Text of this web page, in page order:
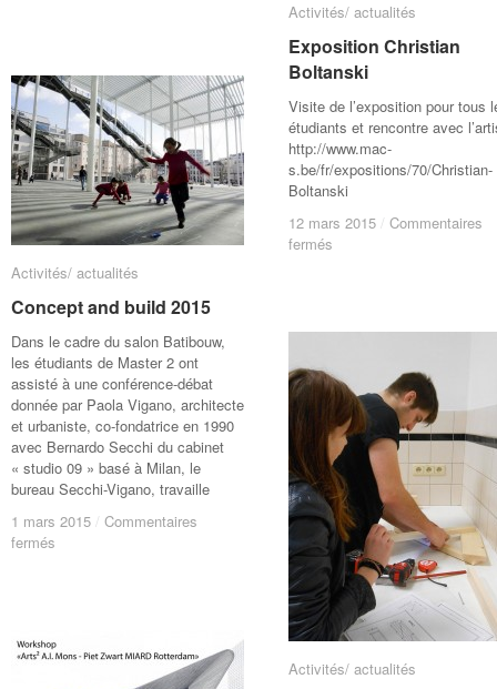
de
Franco
Dragonne
de
Franco
Dragonne
Activités/ actualités
Exposition Christian
Boltanski
Visite de l’exposition pour tous
étudiants et rencontre avec
http://www.mac-
s.be/fr/expositions/70/Christian-
Boltanski
12 mars 2015 / Commentaires
fermés
Activités/ actualités
Exposition Christian
Boltanski
12 mars 2015 / Commentaires
fermés
Activités/ actualités
Concept and build 2015
Dans le cadre du salon Batibouw,
les étudiants de Master 2 ont
assisté à une conférence-débat
donnée par Paola Vigano, architecte
et urbaniste, co-fondatrice en 1990
avec Bernardo Secchi du cabinet
« studio 09 » basé à Milan, le
bureau Secchi-Vigano, travaille
1 mars 2015 / Commentaires
fermés
Activités/ actualités
Concept and build 2015
1 mars 2015 / Commentaires
fermés
Activités/ actualités
Activités/ actualités